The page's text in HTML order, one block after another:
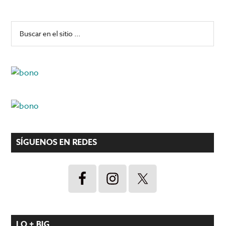
Barra
lateral
principal
sitio
SÍGUENOS EN REDES